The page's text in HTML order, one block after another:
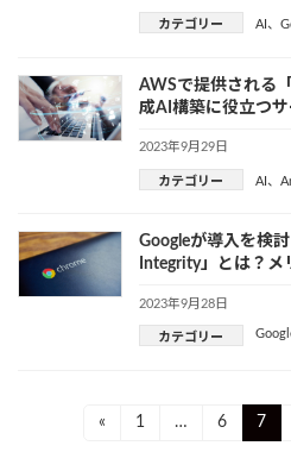
カテゴリー AI 、
AWSで提供される
成AI構築に役立つ
2023年9月29日
カテゴリー AI 、
Googleが導入を検
Integrity」とは？メ
2023年9月28日
カテゴリー
« Page
1 … Page
6 Page
7